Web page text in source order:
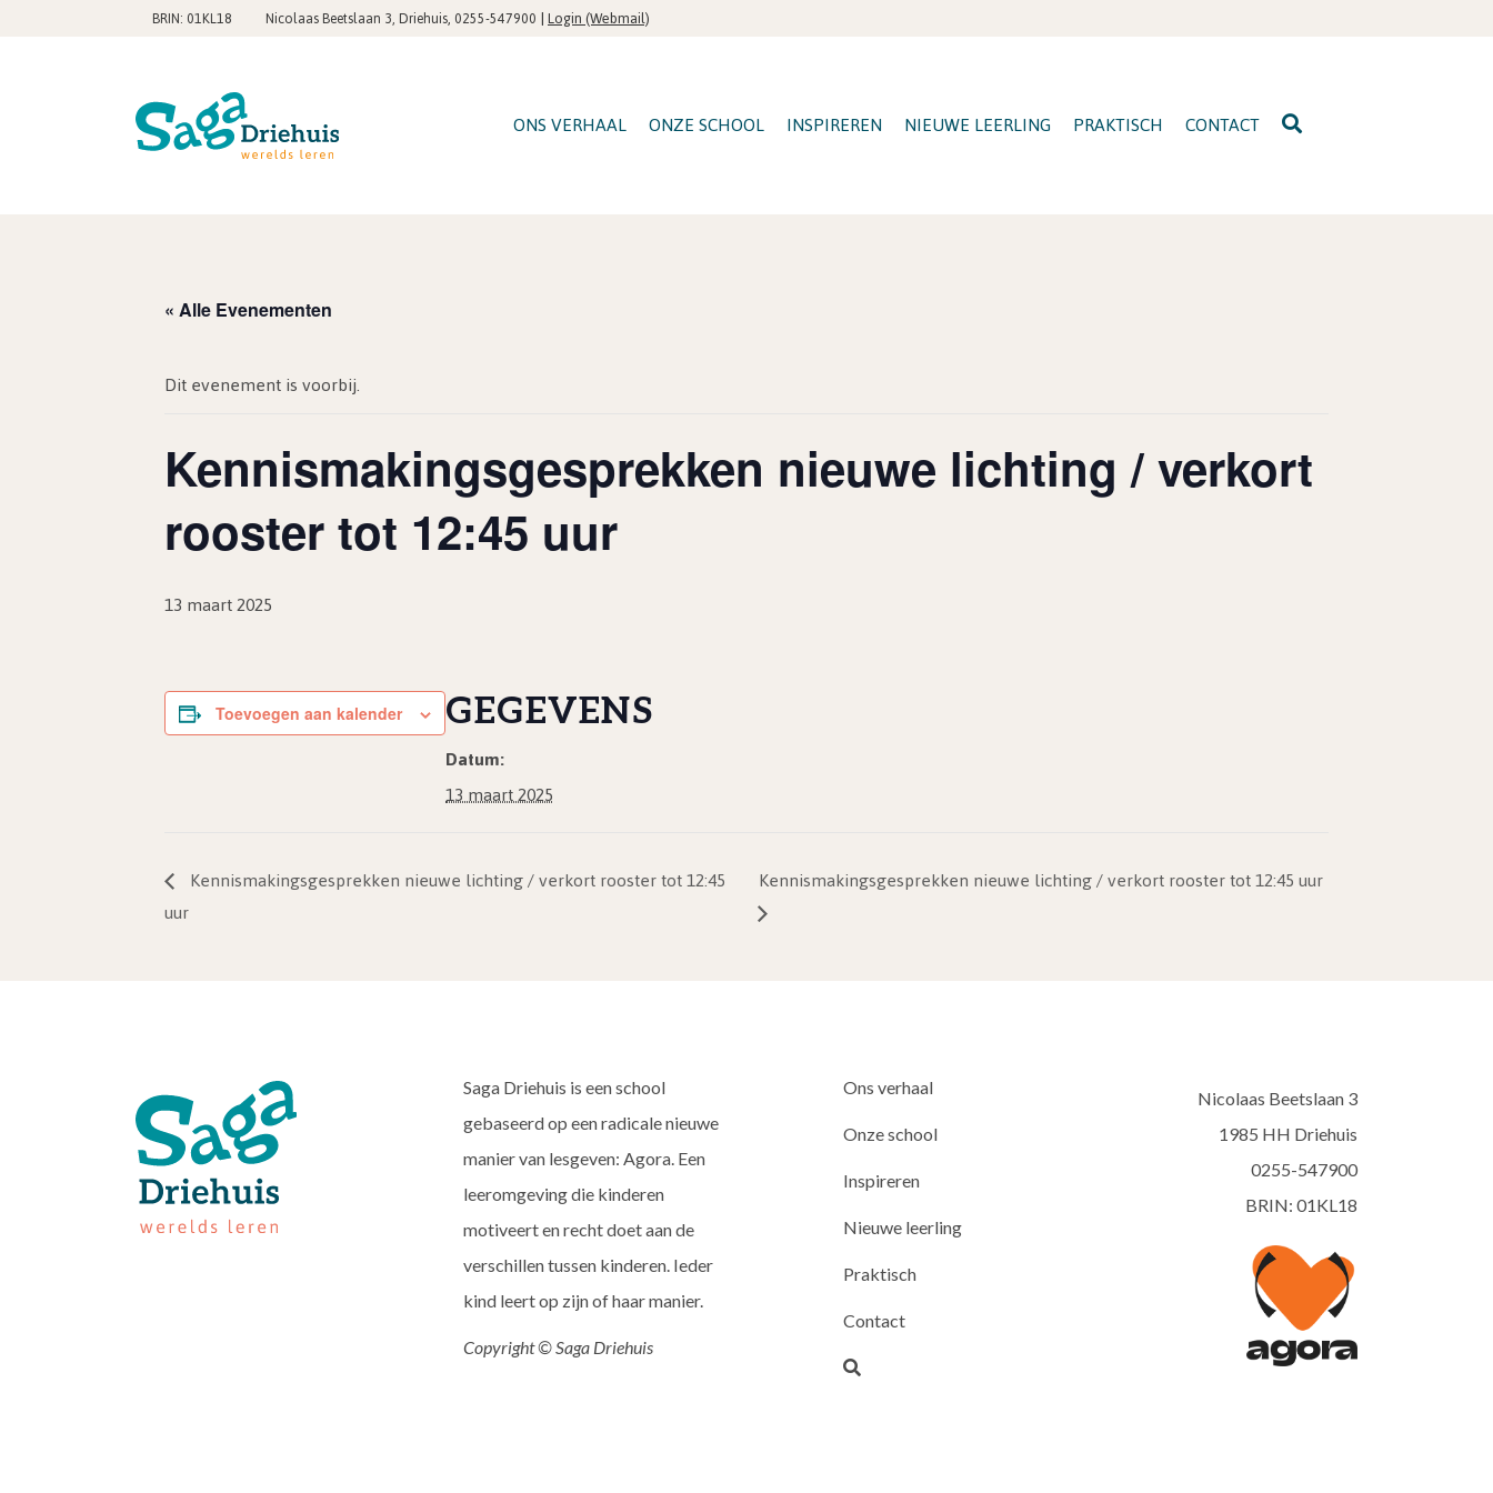
BRIN: 01KL18 Nicolaas Beetslaan 3, Driehuis, 0255-547900 |Login (Webmail)
ONS VERHAAL ONZE SCHOOL INSPIREREN NIEUWE LEERLING PRAKTISCH CONTACT
« Alle Evenementen
Dit evenement is voorbij.
Kennismakingsgesprekken nieuwe lichting / verkort
rooster tot 12:45 uur
13 maart 2025
Toevoegen aan kalender GEGEVENS
Datum:
13 maart 2025
Kennismakingsgesprekken nieuwe lichting / verkort rooster tot 12:45
uur
Kennismakingsgesprekken nieuwe lichting / verkort rooster tot 12:45 uur
Saga Driehuis is een school
gebaseerd op een radicale nieuwe
manier van lesgeven: Agora. Een
leeromgeving die kinderen
motiveert en recht doet aan de
verschillen tussen kinderen. Ieder
kind leert op zijn of haar manier.
Copyright © Saga Driehuis
Ons verhaal
Onze school
Inspireren
Nieuwe leerling
Praktisch
Contact
Nicolaas Beetslaan 3
1985 HH Driehuis
0255-547900
BRIN: 01KL18